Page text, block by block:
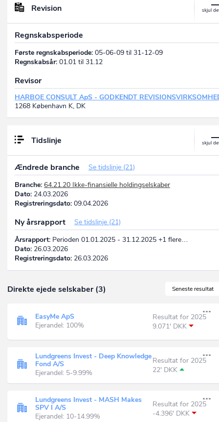
Revision
Regnskabsperiode
Første regnskabsperiode: 05-06-09 til 31-12-09
Regnskabsår: 01.01 til 31.12
Revisor
HARBOE CONSULT ApS - GODKENDT
1268 København K, DK
Tidslinje
Ændrede branche
Se tidslinje (21)
Branche: 64.21.20 Ikke-finansielle holdingselskaber
Dato: 24.03.2026
Registreringsdato: 09.04.2026
Ny årsrapport
Se tidslinje (21)
Årsrapport: Perioden 01.01.2025 - 31.12.2025 +1 flere…
Dato: 26.03.2026
Registreringsdato: 26.03.2026
Seneste resultat
Direkte ejede selskaber (3)
EasyMe ApS
Ejerandel: 100%
Resultat for 2025
9.071' DKK
Lundgreens Invest - Deep Knowledge
Fond A/S
Ejerandel: 5-9.99%
Resultat for 2025
22' DKK
Lundgreens Invest - MASH Makes
SPV I A/S
Ejerandel: 10-14.99%
Resultat for 2025
-4.396' DKK